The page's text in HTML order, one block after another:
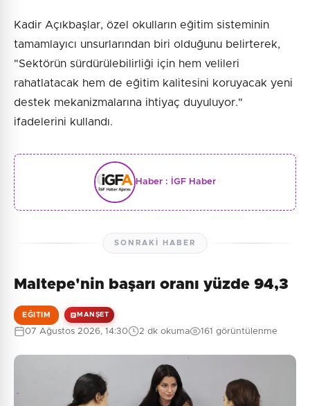
Kadir Açıkbaşlar, özel okulların eğitim sisteminin
tamamlayıcı unsurlarından biri olduğunu belirterek,
"Sektörün sürdürülebilirliği için hem velileri
rahatlatacak hem de eğitim kalitesini koruyacak yeni
destek mekanizmalarına ihtiyaç duyuluyor."
ifadelerini kullandı.
Haber : İGF Haber
SONRAKI HABER
Maltepe'nin başarı oranı yüzde 94,3
EĞITIM MANŞET
07 Ağustos 2026, 14:30 2 dk okuma 161 görüntülenme